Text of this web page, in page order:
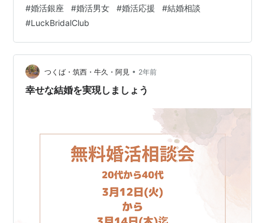
30～ 18：30～ 対面、オンライン、電話のいずれかの方
法で行います。 お問い合わせは 電話029-896-9215 ま
たは ✉ 無理な勧誘は致しません。 お気軽にお声がけくだ
さい。 LuckBridalClubでは、 あなたの幸せを叶えるパー
トナー…
#婚活銀座 #婚活男女 #婚活応援 #結婚相談
#LuckBridalClub
つくば・筑西・牛久・阿見 • 2年前
幸せな結婚を実現しましょう